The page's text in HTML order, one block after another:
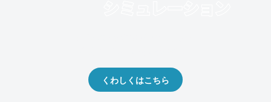
くわしくはこちら